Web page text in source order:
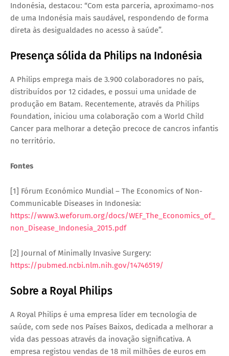
Indonésia, destacou: “Com esta parceria, aproximamo-nos
de uma Indonésia mais saudável, respondendo de forma
direta às desigualdades no acesso à saúde”.
Presença sólida da Philips na Indonésia
A Philips emprega mais de 3.900 colaboradores no país,
distribuídos por 12 cidades, e possui uma unidade de
produção em Batam. Recentemente, através da Philips
Foundation, iniciou uma colaboração com a World Child
Cancer para melhorar a deteção precoce de cancros infantis
no território.
Fontes
[1] Fórum Económico Mundial – The Economics of Non-
Communicable Diseases in Indonesia:
https://www3.weforum.org/docs/WEF_The_Economics_of_
non_Disease_Indonesia_2015.pdf
[2] Journal of Minimally Invasive Surgery:
https://pubmed.ncbi.nlm.nih.gov/14746519/
Sobre a Royal Philips
A Royal Philips é uma empresa líder em tecnologia de
saúde, com sede nos Países Baixos, dedicada a melhorar a
vida das pessoas através da inovação significativa. A
empresa registou vendas de 18 mil milhões de euros em